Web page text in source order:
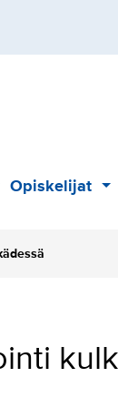
Opiskelijat